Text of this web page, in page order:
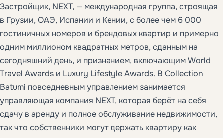
Застройщик, NEXT, — международная группа, строящая
в Грузии, ОАЭ, Испании и Кении, с более чем 6 000
гостиничных номеров и брендовых квартир и примерно
одним миллионом квадратных метров, сданным на
сегодняшний день, и признанием, включающим World
Travel Awards и Luxury Lifestyle Awards. В Collection
Batumi повседневным управлением занимается
управляющая компания NEXT, которая берёт на себя
сдачу в аренду и полное обслуживание недвижимости,
так что собственники могут держать квартиру как